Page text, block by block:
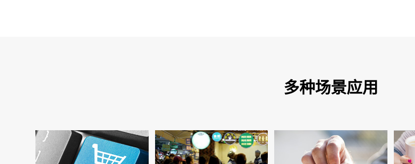
多种场景应用